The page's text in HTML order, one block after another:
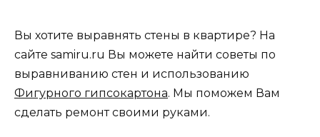
Вы хотите выравнять стены в квартире? На
сайте samiru.ru Вы можете найти советы по
выравниванию стен и использованию
Фигурного гипсокартона. Мы поможем Вам
сделать ремонт своими руками.